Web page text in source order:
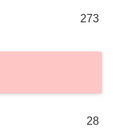
273
28